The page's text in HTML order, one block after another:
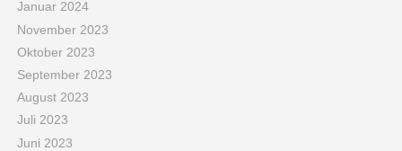
Januar 2024
November 2023
Oktober 2023
September 2023
August 2023
Juli 2023
Juni 2023